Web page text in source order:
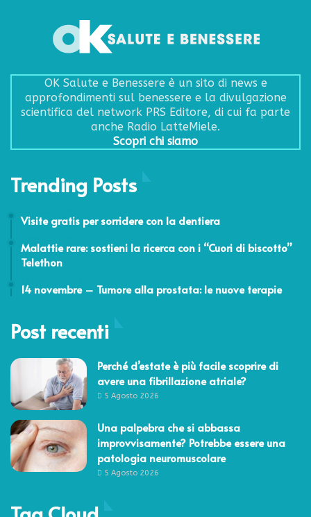
OK Salute e Benessere è un sito di news e
approfondimenti sul benessere e la divulgazione
scientifica del network PRS Editore, di cui fa parte
anche Radio LatteMiele.
Scopri chi siamo
Trending Posts
Visite gratis per sorridere con la dentiera
Malattie rare: sostieni la ricerca con i “Cuori di biscotto”
Telethon
14 novembre – Tumore alla prostata: le nuove terapie
Post recenti
Perché d’estate è più facile scoprire di
avere una fibrillazione atriale?
5 Agosto 2026
Una palpebra che si abbassa
improvvisamente? Potrebbe essere una
patologia neuromuscolare
5 Agosto 2026